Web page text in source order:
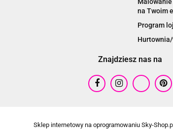
na Twoim
Program
Znajdziesz nas na
Sklep internetowy na oprogramowaniu Sky-